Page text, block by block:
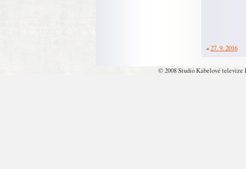
«27. 9. 2016
© 2008 Studio Kabelové televize